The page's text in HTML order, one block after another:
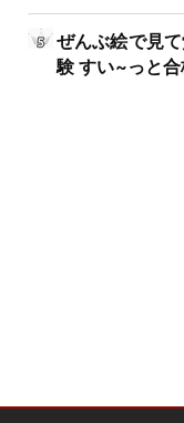
ぜんぶ絵で見
験 すい~っと